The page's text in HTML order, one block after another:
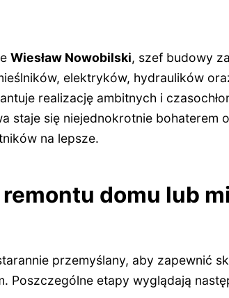
Wiesław Nowobilski, szef budowy
elektryków, hydraulików
realizację ambitnych i
staje się niejednokrotnie bohaterem
na lepsze.
domu lub
przemyślany, aby zapewnić
Poszczególne etapy wyglądają